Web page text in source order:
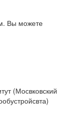
Вы можете
(Мосвковский